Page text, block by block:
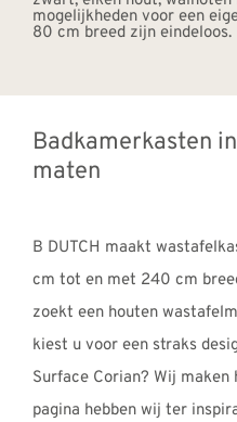
Badkamerkasten
maten
B DUTCH maakt
cm tot en met 240 cm
zoekt een houten
kiest u voor een straks
Surface Corian? Wij maken
pagina hebben wij ter